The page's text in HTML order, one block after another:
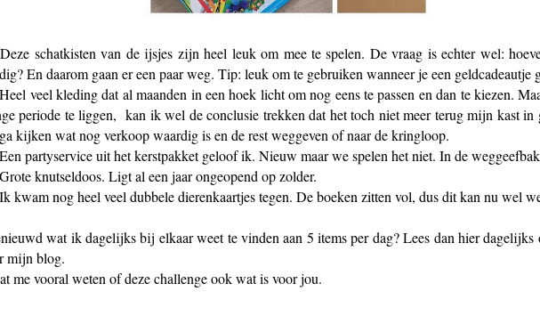
schatkisten van de ijsjes zijn heel leuk om mee te spelen. De vraag is echter wel:
En daarom gaan er een paar weg. Tip: leuk om te gebruiken wanneer je een geldcadeautje
veel kleding dat al maanden in een hoek licht om nog eens te passen en dan te kiezen.
periode te liggen, kan ik wel de conclusie trekken dat het toch niet meer terug mijn kast in
kijken wat nog verkoop waardig is en de rest weggeven of naar de kringloop.
partyservice uit het kerstpakket geloof ik. Nieuw maar we spelen het niet. In de
knutseldoos. Ligt al een jaar ongeopend op zolder.
kwam nog heel veel dubbele dierenkaartjes tegen. De boeken zitten vol, dus dit kan nu wel
wat ik dagelijks bij elkaar weet te vinden aan 5 items per dag? Lees dan hier dagelijks
mijn blog.
me vooral weten of deze challenge ook wat is voor jou.